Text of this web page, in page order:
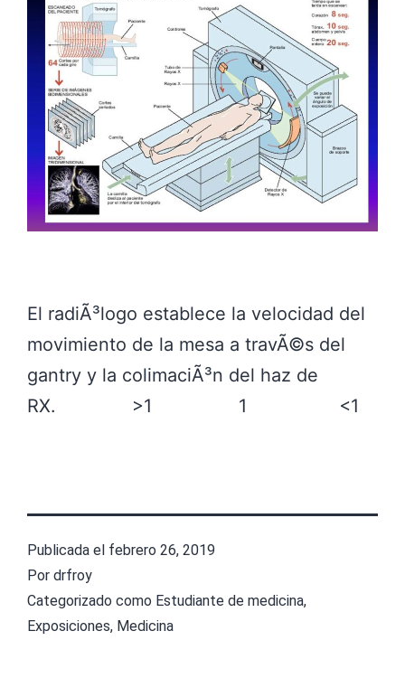
El radiÃ³logo establece la velocidad del
movimiento de la mesa a travÃ©s del
gantry y la colimaciÃ³n del haz de
RX. >1 1 <1
Publicada el febrero 26, 2019
Por drfroy
Categorizado como Estudiante de medicina,
Exposiciones, Medicina